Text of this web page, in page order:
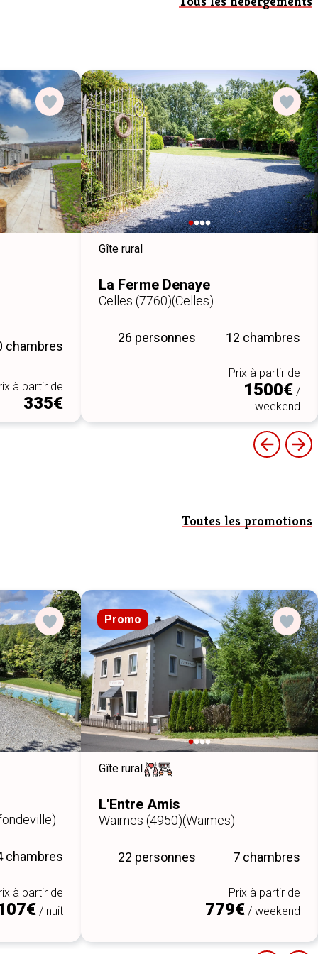
chambres
à partir de
335€
Gîte rural
La Ferme Denaye
Celles (7760)(Celles)
26 personnes 12 chambres
Prix à partir de
1500€ /
weekend
Toutes les promotions
chambres
à partir de
/ nuit
Gîte rural
L'Entre Amis
Waimes (4950)(Waimes)
22 personnes 7 chambres
Prix à partir de
779€ / weekend